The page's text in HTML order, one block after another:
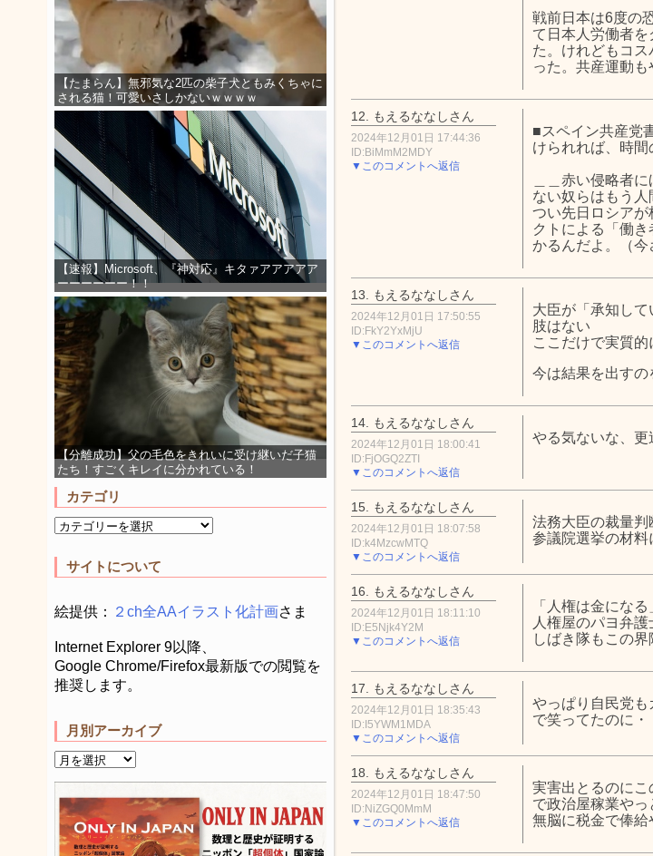
【たまらん】無邪気な2匹の柴子犬ともみくちゃに
される猫！可愛いさしかないｗｗｗｗ
【速報】Microsoft、『神対応』キタァアアアアア
ーーーーーー！！
【分離成功】父の毛色をきれいに受け継いだ子猫
たち！すごくキレイに分かれている！
カテゴリ
サイトについて
絵提供： ２ch全AAイラスト化計画さま
Internet Explorer 9以降、
Google Chrome/Firefox最新版での閲覧を
推奨します。
月別アーカイブ
戦前日本は6度の
て日本人労働者
た。けれどもコ
った。共産運動
12. もえるななしさん
2024年12月01日 17:44:36
ID:BiMmM2MDY
▼このコメントへ返信
■スペイン共産党
けられれば、時間
＿＿赤い侵略者
ない奴らはもう人
つい先日ロシア
クトによる「働
かるんだよ。（今
13. もえるななしさん
2024年12月01日 17:50:55
ID:FkY2YxMjU
▼このコメントへ返信
大臣が「承知し
肢はない
ここだけで実質
今は結果を出すの
14. もえるななしさん
2024年12月01日 18:00:41
ID:FjOGQ2ZTI
▼このコメントへ返信
やる気ないな、更
15. もえるななしさん
2024年12月01日 18:07:58
ID:k4MzcwMTQ
▼このコメントへ返信
法務大臣の裁量判
参議院選挙の材
16. もえるななしさん
2024年12月01日 18:11:10
ID:E5Njk4Y2M
▼このコメントへ返信
「人権は金にな
人権屋のパヨ弁
しばき隊もこの界
17. もえるななしさん
2024年12月01日 18:35:43
ID:I5YWM1MDA
▼このコメントへ返信
やっぱり自民党
で笑ってたのに
18. もえるななしさん
2024年12月01日 18:47:50
ID:NiZGQ0MmM
▼このコメントへ返信
実害出とるのに
で政治屋稼業やっ
無脳に税金で俸給